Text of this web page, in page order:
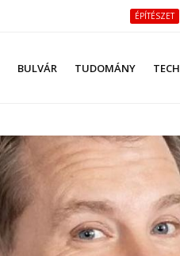
ÉPÍTÉSZET
BULVÁR TUDOMÁNY TECH